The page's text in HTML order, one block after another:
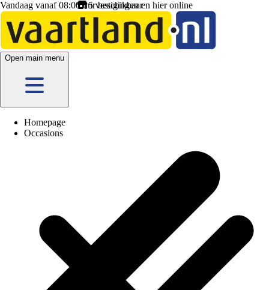
5 vestigingenen hieronline
Vandaag vanaf 08:00 uur beschikbaar
Open main menu
Homepage
Occasions